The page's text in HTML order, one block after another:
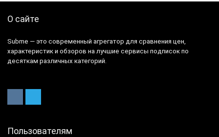
О сайте
Subme — это современный агрегатор для сравнения цен,
характеристик и обзоров на лучшие сервисы подписок по
десяткам различных категорий.
Пользователям